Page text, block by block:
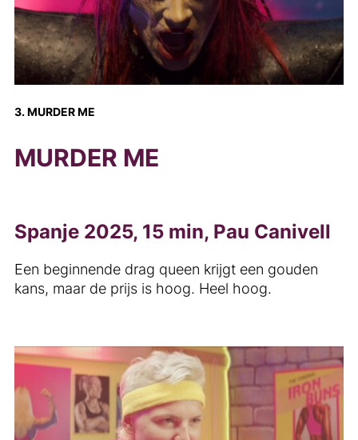
3. MURDER ME
MURDER ME
Spanje 2025, 15 min, Pau Canivell
Een beginnende drag queen krijgt een gouden
kans, maar de prijs is hoog. Heel hoog.